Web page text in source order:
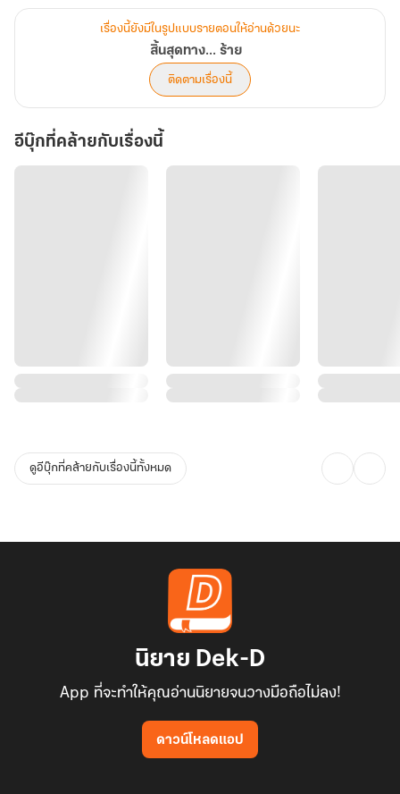
เจ้าสำราญมาให้เขา ความรักที่ก่อเกิดจากความร้ายครั้งนี้ก็เหมือนน้ำมัน
กับไฟ ยิ่งพอเข้าใกล้กันมากเท่าไหร่มันก็พร้อมจะแผดเผาเขาทั้งคู่ไปด้วย
“ถ้าไม่บอกว่าเธอเกลียดฉัน ฉันคงคิดว่าเธอกำลังหึงฉันอยู่”
“ผมบอกแล้วไงว่าผมไม่นิยมพวกเดียวกัน ผมชอบอกบึ้ม ๆ มากกว่า”
เรื่องนี้ยังมีในรูปแบบรายตอนให้อ่านด้วยนะ
สิ้นสุดทาง... ร้าย
ติดตามเรื่องนี้
อีบุ๊กที่คล้ายกับเรื่องนี้
ดูอีบุ๊กที่คล้ายกับเรื่องนี้ทั้งหมด
นิยาย Dek-D
App ที่จะทำให้คุณอ่านนิยายจนวางมือถือไม่ลง!
ดาวน์โหลดแอป